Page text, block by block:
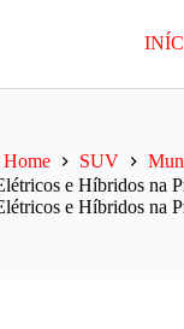
Home SUV
e Híbridos na
e Híbridos na